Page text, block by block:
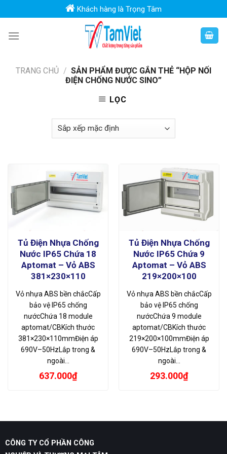
to
content
Khách hàng là Trọng Tâm
TRANG CHỦ / SẢN PHẨM ĐƯỢC GẮN THẺ “HỘP NỐI
ĐIỆN CHỐNG NƯỚC SINO”
LỌC
Tủ Điện Nhựa Chống
Nước IP65 Chứa 18
Aptomat – Vỏ ABS
381×230×110
Vỏ nhựa ABS bền chắcCấp
bảo vệ IP65 chống
nướcChứa 18 module
aptomat/CBKích thước
381×230×110mmĐiện áp
690V–50HzLắp trong &
ngoài…
637.000₫
Tủ Điện Nhựa Chống
Nước IP65 Chứa 9
Aptomat – Vỏ ABS
219×200×100
Vỏ nhựa ABS bền chắcCấp
bảo vệ IP65 chống
nướcChứa 9 module
aptomat/CBKích thước
219×200×100mmĐiện áp
690V–50HzLắp trong &
ngoài…
293.000₫
CÔNG TY CỔ PHẦN CÔNG